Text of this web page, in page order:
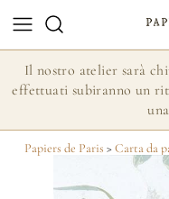
Il nostro atelier sarà
effettuati subiranno un
Papiers de Paris >Carta da